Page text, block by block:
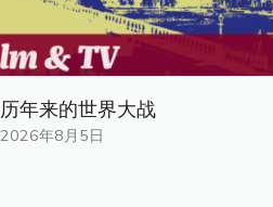
历年来的世界大战
2026年8月5日